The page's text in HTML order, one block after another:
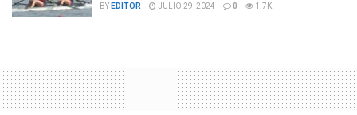
BY EDITOR JULIO 29, 2024 0 1.7K